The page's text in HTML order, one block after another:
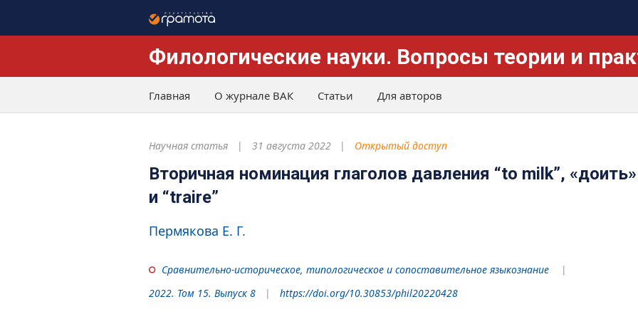
Филологические науки. Вопросы теории и
Главная О журнале ВАК Статьи Для авторов
Научная статья 31 августа 2022 Открытый доступ
Вторичная номинация глаголов давления “to milk”, «доить»
и “traire”
Пермякова Е. Г.
Сравнительно-историческое, типологическое и сопоставительное языкознание
2022. Том 15. Выпуск 8
https://doi.org/10.30853/phil20220428